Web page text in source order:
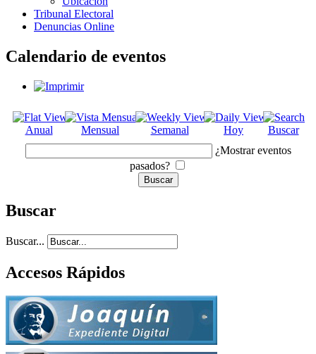
Tribunal Electoral
Denuncias Online
Calendario de eventos
Anual Mensual Semanal Hoy
Buscar
¿Mostrar eventos
pasados?
Buscar
Buscar...
Accesos Rápidos